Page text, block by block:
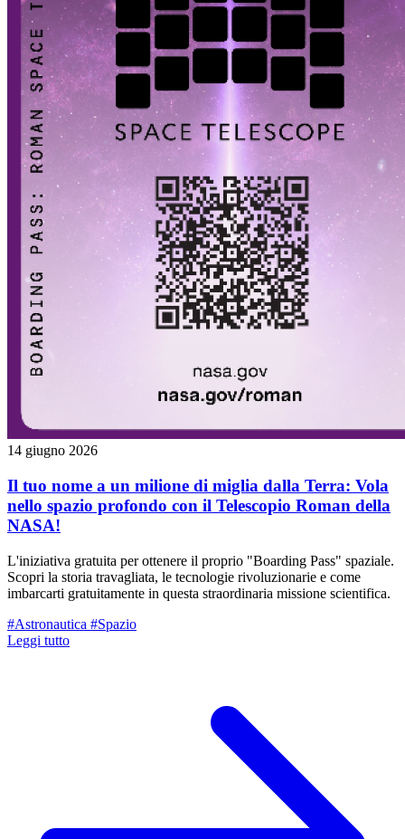
14 giugno 2026
Il tuo nome a un milione di miglia dalla Terra: Vola
nello spazio profondo con il Telescopio Roman della
NASA!
L'iniziativa gratuita per ottenere il proprio "Boarding Pass" spaziale.
Scopri la storia travagliata, le tecnologie rivoluzionarie e come
imbarcarti gratuitamente in questa straordinaria missione scientifica.
#Astronautica #Spazio
Leggi tutto